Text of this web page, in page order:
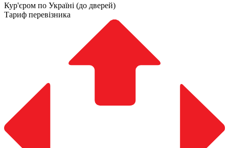
Кур'єром по Україні (до дверей)
Тариф перевізника